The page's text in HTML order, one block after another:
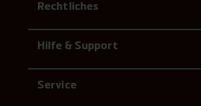
Rechtliches
Hilfe & Support
Service